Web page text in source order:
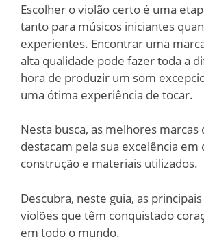
Escolher o violão certo é uma
tanto para músicos iniciantes
experientes. Encontrar uma
alta qualidade pode fazer toda a
hora de produzir um som
uma ótima experiência de tocar.
Nesta busca, as melhores marcas
destacam pela sua excelência em
construção e materiais utilizados.
Descubra, neste guia, as
violões que têm conquistado
em todo o mundo.